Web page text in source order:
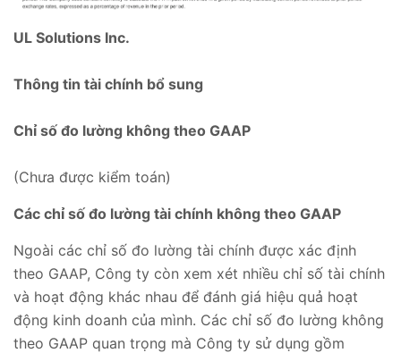
UL Solutions Inc.
Thông tin tài chính bổ sung
Chỉ số đo lường không theo GAAP
(Chưa được kiểm toán)
Các chỉ số đo lường tài chính không theo GAAP
Ngoài các chỉ số đo lường tài chính được xác định
theo GAAP, Công ty còn xem xét nhiều chỉ số tài chính
và hoạt động khác nhau để đánh giá hiệu quả hoạt
động kinh doanh của mình. Các chỉ số đo lường không
theo GAAP quan trọng mà Công ty sử dụng gồm